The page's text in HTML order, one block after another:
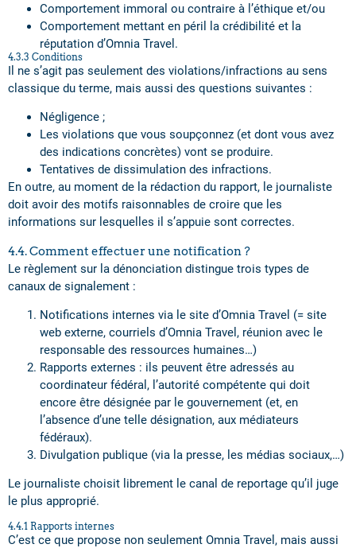
Comportement immoral ou contraire à l’éthique et/ou
Comportement mettant en péril la crédibilité et la
réputation d’Omnia Travel.
4.3.3 Conditions
Il ne s’agit pas seulement des violations/infractions au sens
classique du terme, mais aussi des questions suivantes :
Négligence ;
Les violations que vous soupçonnez (et dont vous avez
des indications concrètes) vont se produire.
Tentatives de dissimulation des infractions.
En outre, au moment de la rédaction du rapport, le journaliste
doit avoir des motifs raisonnables de croire que les
informations sur lesquelles il s’appuie sont correctes.
4.4. Comment effectuer une notification ?
Le règlement sur la dénonciation distingue trois types de
canaux de signalement :
Notifications internes via le site d’Omnia Travel (= site
web externe, courriels d’Omnia Travel, réunion avec le
responsable des ressources humaines…)
Rapports externes : ils peuvent être adressés au
coordinateur fédéral, l’autorité compétente qui doit
encore être désignée par le gouvernement (et, en
l’absence d’une telle désignation, aux médiateurs
fédéraux).
Divulgation publique (via la presse, les médias sociaux,…)
Le journaliste choisit librement le canal de reportage qu’il juge
le plus approprié.
4.4.1 Rapports internes
C’est ce que propose non seulement Omnia Travel, mais aussi